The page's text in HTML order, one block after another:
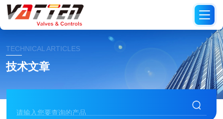
TECHNICAL ARTICLES
技术文章